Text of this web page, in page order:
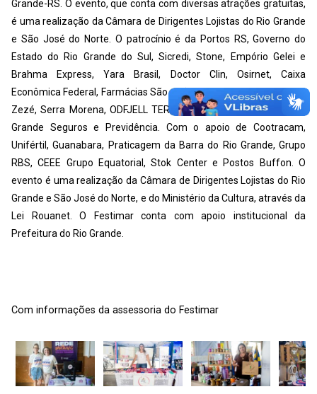
Grande-RS. O evento, que conta com diversas atrações gratuitas,
é uma realização da Câmara de Dirigentes Lojistas do Rio Grande
e São José do Norte. O patrocínio é da Portos RS, Governo do
Estado do Rio Grande do Sul, Sicredi, Stone, Empório Gelei e
Brahma Express, Yara Brasil, Doctor Clin, Osirnet, Caixa
Econômica Federal, Farmácias São João, Corsan, CMPC, Biscoitos
Zezé, Serra Morena, ODFJELL TERMINALS Granel Química e Rio
Grande Seguros e Previdência. Com o apoio de Cootracam,
Unifértil, Guanabara, Praticagem da Barra do Rio Grande, Grupo
RBS, CEEE Grupo Equatorial, Stok Center e Postos Buffon. O
evento é uma realização da Câmara de Dirigentes Lojistas do Rio
Grande e São José do Norte, e do Ministério da Cultura, através da
Lei Rouanet. O Festimar conta com apoio institucional da
Prefeitura do Rio Grande.
Com informações da assessoria do Festimar